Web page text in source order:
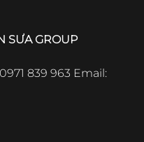
SƯA GROUP
839 963 Email: